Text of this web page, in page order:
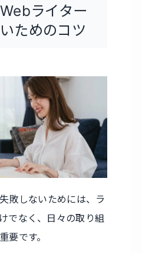
ライター
ためのコツ
敗しないためには、ラ
でなく、日々の取り組
要です。